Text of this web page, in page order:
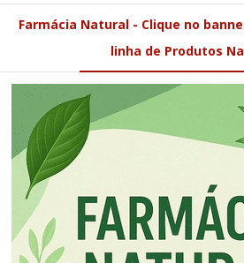
Farmácia Natural - Clique no
linha de Produtos